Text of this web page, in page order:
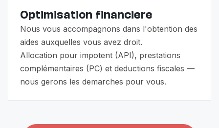
Optimisation financiere
Nous vous accompagnons dans l'obtention des
aides auxquelles vous avez droit.
Allocation pour impotent (API), prestations
complémentaires (PC) et deductions fiscales —
nous gerons les demarches pour vous.